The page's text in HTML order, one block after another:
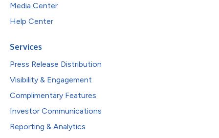
Media Center
Help Center
Services
Press Release Distribution
Visibility & Engagement
Complimentary Features
Investor Communications
Reporting & Analytics